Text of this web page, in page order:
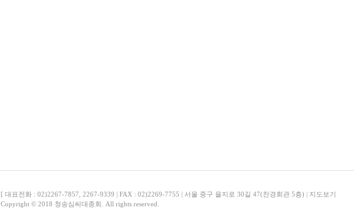
[ 대표전화 : 02)2267-7857, 2267-9339 | FAX : 02)2269-7755 | 서울 중구 을지로 30길 47(찬경회관 5층) | 지도보기
Copyright © 2018 청송심씨대종회. All rights reserved.